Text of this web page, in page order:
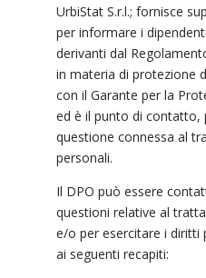
UrbiStat S.r.l.; fornisce
per informare i
derivanti dal
in materia di protezione
con il Garante per la
ed è il punto di contatto,
questione connessa al
personali.
Il DPO può essere
questioni relative al
e/o per esercitare i diritti
ai seguenti recapiti: